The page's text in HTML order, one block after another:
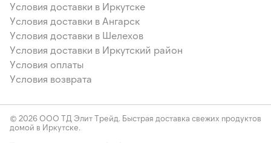
Условия доставки в Иркутске
Условия доставки в Ангарск
Условия доставки в Шелехов
Условия доставки в Иркутский район
Условия оплаты
Условия возврата
© 2026 ООО ТД Элит Трейд. Быстрая доставка свежих продуктов
домой в Иркутске.